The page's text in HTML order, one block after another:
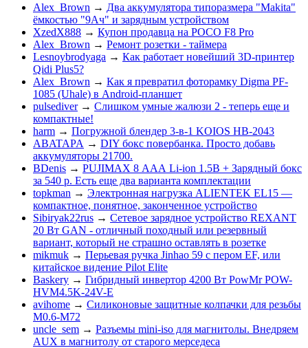
Alex_Brown → Два аккумулятора типоразмера "Makita"
ёмкостью "9Ач" и зарядным устройством
XzedX888 → Купон продавца на POCO F8 Pro
Alex_Brown → Ремонт розетки - таймера
Lesnoybrodyaga → Как работает новейший 3D-принтер
Qidi Plus5?
Alex_Brown → Как я превратил фоторамку Digma PF-
1085 (Uhale) в Android-планшет
pulsediver → Слишком умные жалюзи 2 - теперь еще и
компактные!
harm → Погружной блендер 3-в-1 KOIOS HB-2043
ABATAPA → DIY бокс повербанка. Просто добавь
аккумуляторы 21700.
BDenis → PUJIMAX 8 ААА Li-ion 1.5В + Зарядный бокс
за 540 р. Есть еще два варианта комплектации
topkman → Электронная нагрузка ALIENTEK EL15 —
компактное, понятное, законченное устройство
Sibiryak22rus → Сетевое зарядное устройство REXANT
20 Вт GAN - отличный походный или резервный
вариант, который не страшно оставлять в розетке
mikmuk → Перьевая ручка Jinhao 59 с пером EF, или
китайское видение Pilot Elite
Baskery → Гибридный инвертор 4200 Вт PowMr POW-
HVM4.5K-24V-E
avihome → Силиконовые защитные колпачки для резьбы
M0.6-M72
uncle_sem → Разъемы mini-iso для магнитолы. Внедряем
AUX в магнитолу от старого мерседеса